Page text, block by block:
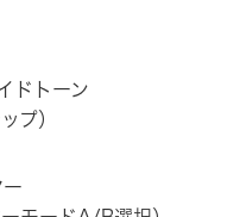
ドトーン
プ）